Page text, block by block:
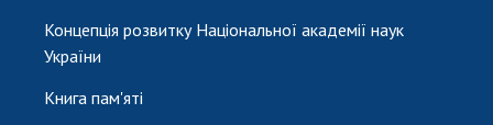
Концепція розвитку Національної академії наук
України
Книга пам'яті